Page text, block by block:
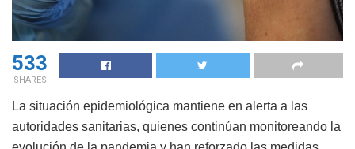
533
SHARES
La situación epidemiológica mantiene en alerta a las
autoridades sanitarias, quienes continúan monitoreando la